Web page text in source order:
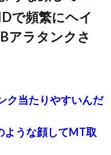
で頻繁にヘイ
アラタンクさ
ク当たりやすいんだ
ような顔してMT取